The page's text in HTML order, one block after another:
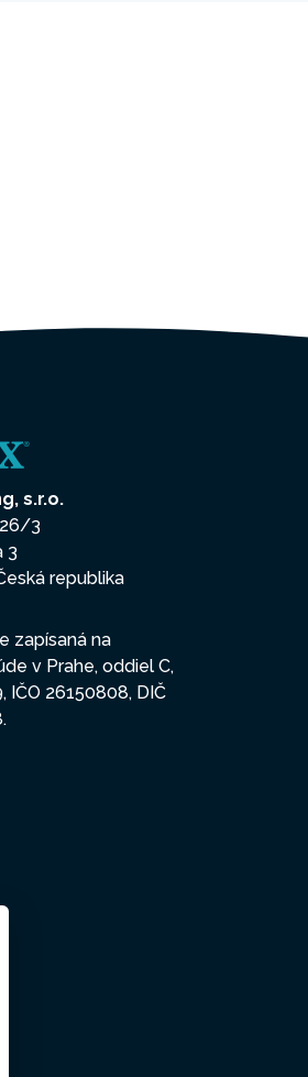
s.r.o.
3
3
republika
zapísaná na
v Prahe, oddiel C,
IČO 26150808, DIČ